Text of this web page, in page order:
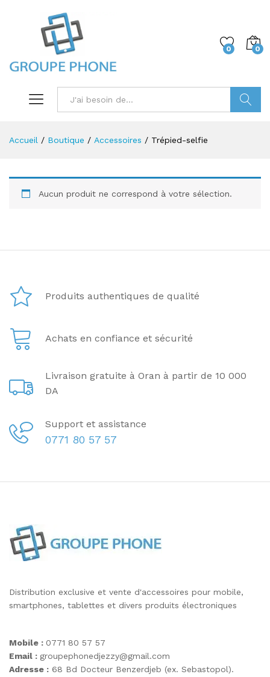
0 0
Accueil / Boutique / Accessoires / Trépied-selfie
Aucun produit ne correspond à votre sélection.
Produits authentiques de qualité
Achats en confiance et sécurité
Livraison gratuite à Oran à partir de 10 000
DA
Support et assistance
0771 80 57 57
Distribution exclusive et vente d'accessoires pour mobile,
smartphones, tablettes et divers produits électroniques
Mobile : 0771 80 57 57
Email : groupephonedjezzy@gmail.com
Adresse : 68 Bd Docteur Benzerdjeb (ex. Sebastopol).